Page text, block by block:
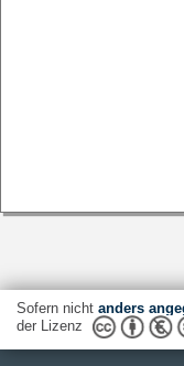
Sofern nicht anders
der Lizenz